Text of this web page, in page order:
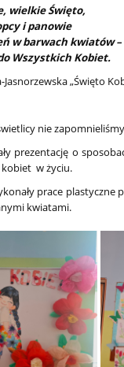
wielkie Święto,
i panowie
w barwach kwiatów –
Wszystkich Kobiet.
„Święto
nie
prezentację o
w życiu.
prace plastyczne
kwiatami.